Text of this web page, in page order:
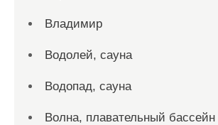
Владимир
Водолей, сауна
Водопад, сауна
Волна, плавательный бассейн